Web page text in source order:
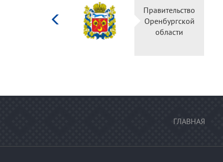
Правительство
Оренбургской
области
ГЛАВНАЯ